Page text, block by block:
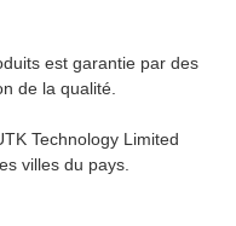
est garantie par des
de la qualité.
Technology Limited
villes du pays.